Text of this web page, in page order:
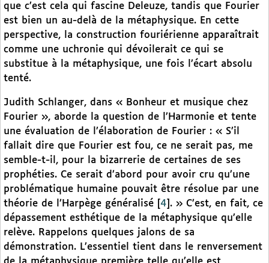
que c’est cela qui fascine Deleuze, tandis que Fourier
est bien un au-delà de la métaphysique. En cette
perspective, la construction fouriérienne apparaîtrait
comme une uchronie qui dévoilerait ce qui se
substitue à la métaphysique, une fois l’écart absolu
tenté.
Judith Schlanger, dans « Bonheur et musique chez
Fourier », aborde la question de l’Harmonie et tente
une évaluation de l’élaboration de Fourier : « S’il
fallait dire que Fourier est fou, ce ne serait pas, me
semble-t-il, pour la bizarrerie de certaines de ses
prophéties. Ce serait d’abord pour avoir cru qu’une
problématique humaine pouvait être résolue par une
théorie de l’Harpège généralisé
4 . » C’est, en fait, ce
dépassement esthétique de la métaphysique qu’elle
relève. Rappelons quelques jalons de sa
démonstration. L’essentiel tient dans le renversement